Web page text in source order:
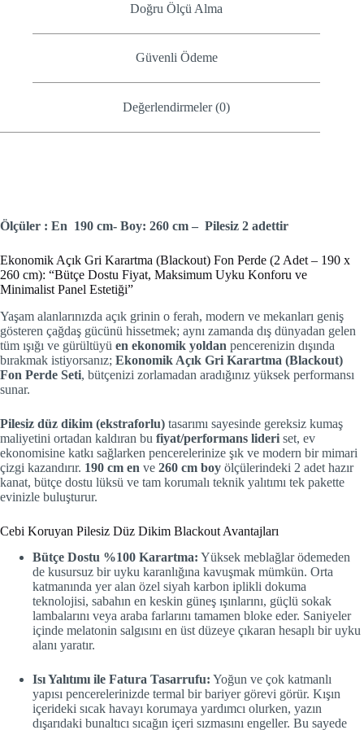
Doğru Ölçü Alma
Güvenli Ödeme
Değerlendirmeler (0)
Ölçüler : En 190 cm- Boy: 260 cm – Pilesiz 2 adettir
Ekonomik Açık Gri Karartma (Blackout) Fon Perde (2 Adet – 190 x
260 cm): “Bütçe Dostu Fiyat, Maksimum Uyku Konforu ve
Minimalist Panel Estetiği”
Yaşam alanlarınızda açık grinin o ferah, modern ve mekanları geniş
gösteren çağdaş gücünü hissetmek; aynı zamanda dış dünyadan gelen
tüm ışığı ve gürültüyü en ekonomik yoldan pencerenizin dışında
bırakmak istiyorsanız; Ekonomik Açık Gri Karartma (Blackout)
Fon Perde Seti, bütçenizi zorlamadan aradığınız yüksek performansı
sunar.
Pilesiz düz dikim (ekstraforlu) tasarımı sayesinde gereksiz kumaş
maliyetini ortadan kaldıran bu fiyat/performans lideri set, ev
ekonomisine katkı sağlarken pencerelerinize şık ve modern bir mimari
çizgi kazandırır. 190 cm en ve 260 cm boy ölçülerindeki 2 adet hazır
kanat, bütçe dostu lüksü ve tam korumalı teknik yalıtımı tek pakette
evinizle buluşturur.
Cebi Koruyan Pilesiz Düz Dikim Blackout Avantajları
Bütçe Dostu %100 Karartma: Yüksek meblağlar ödemeden
de kusursuz bir uyku karanlığına kavuşmak mümkün. Orta
katmanında yer alan özel siyah karbon iplikli dokuma
teknolojisi, sabahın en keskin güneş ışınlarını, güçlü sokak
lambalarını veya araba farlarını tamamen bloke eder. Saniyeler
içinde melatonin salgısını en üst düzeye çıkaran hesaplı bir uyku
alanı yaratır.
Isı Yalıtımı ile Fatura Tasarrufu: Yoğun ve çok katmanlı
yapısı pencerelerinizde termal bir bariyer görevi görür. Kışın
içerideki sıcak havayı korumaya yardımcı olurken, yazın
dışarıdaki bunaltıcı sıcağın içeri sızmasını engeller. Bu sayede